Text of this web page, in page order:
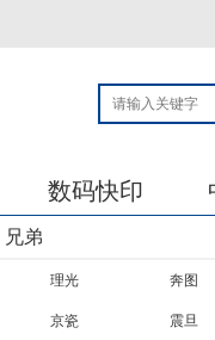
数码快印
兄弟
理光 奔图
京瓷 震旦